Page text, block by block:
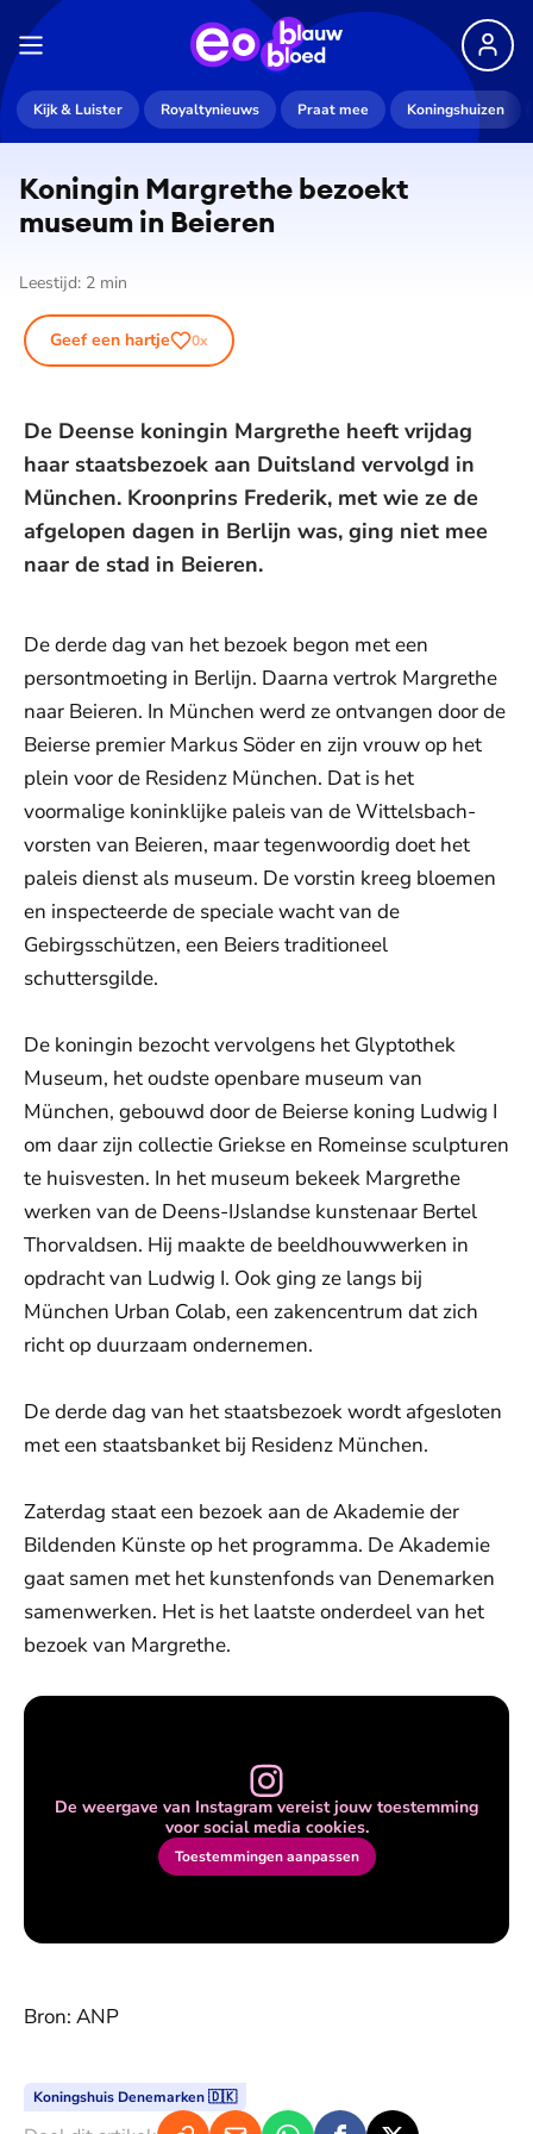
Kijk & Luister Royaltynieuws Praat mee Koningshuizen
Koningin Margrethe bezoekt
museum in Beieren
Leestijd: 2 min
Geef een hartje 0x
De Deense koningin Margrethe heeft vrijdag
haar staatsbezoek aan Duitsland vervolgd in
München. Kroonprins Frederik, met wie ze de
afgelopen dagen in Berlijn was, ging niet mee
naar de stad in Beieren.
De derde dag van het bezoek begon met een
persontmoeting in Berlijn. Daarna vertrok Margrethe
naar Beieren. In München werd ze ontvangen door de
Beierse premier Markus Söder en zijn vrouw op het
plein voor de Residenz München. Dat is het
voormalige koninklijke paleis van de Wittelsbach-
vorsten van Beieren, maar tegenwoordig doet het
paleis dienst als museum. De vorstin kreeg bloemen
en inspecteerde de speciale wacht van de
Gebirgsschützen, een Beiers traditioneel
schuttersgilde.
De koningin bezocht vervolgens het Glyptothek
Museum, het oudste openbare museum van
München, gebouwd door de Beierse koning Ludwig I
om daar zijn collectie Griekse en Romeinse sculpturen
te huisvesten. In het museum bekeek Margrethe
werken van de Deens-IJslandse kunstenaar Bertel
Thorvaldsen. Hij maakte de beeldhouwwerken in
opdracht van Ludwig I. Ook ging ze langs bij
München Urban Colab, een zakencentrum dat zich
richt op duurzaam ondernemen.
De derde dag van het staatsbezoek wordt afgesloten
met een staatsbanket bij Residenz München.
Zaterdag staat een bezoek aan de Akademie der
Bildenden Künste op het programma. De Akademie
gaat samen met het kunstenfonds van Denemarken
samenwerken. Het is het laatste onderdeel van het
bezoek van Margrethe.
De weergave van Instagram vereist jouw toestemming
voor social media cookies.
Toestemmingen aanpassen
Bron: ANP
Koningshuis Denemarken 🇩🇰